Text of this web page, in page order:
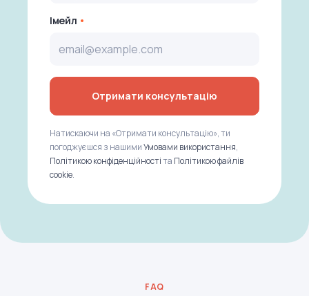
Імейл
Отримати консультацію
Натискаючи на «Отримати консультацію», ти
погоджуєшся з нашимиУмовами використання,
Політикою конфіденційностіта Політикою файлів
cookie.
FAQ